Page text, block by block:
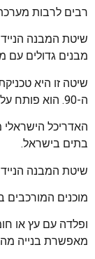
רבים לרבות
שיטת המבנה
מבנים גדולים עם
שיטה זו היא
ה-90. הוא פותח על ידי
בתים בישראל.
שיטת המבנה
מוכנים
ופלדה עם עץ או
מאפשרת בנייה